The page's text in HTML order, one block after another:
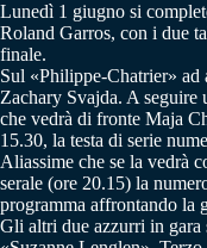
Lunedì 1 giugno si
Roland Garros, con i due
finale.
Sul «Philippe-Chatrier»
Zachary Svajda. A
che vedrà di fronte Maja
15.30, la testa di serie
Aliassime che se la vedrà
serale (ore 20.15) la
programma affrontando la
Gli altri due azzurri in gara